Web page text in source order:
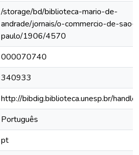
/storage/bd/biblioteca-mario-de-
andrade/jornais/o-commercio-de-sao-
paulo/1906/4570
000070740
340933
http://bibdig.biblioteca.unesp.br/
Português
pt